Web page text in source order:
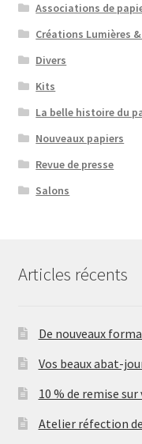
Associations de
Créations Lumières
Divers
Kits
La belle histoire du
Nouveaux papiers
Revue de presse
Salons
Articles récents
De nouveaux
Vos beaux abat-
10 % de remise
Atelier réfection